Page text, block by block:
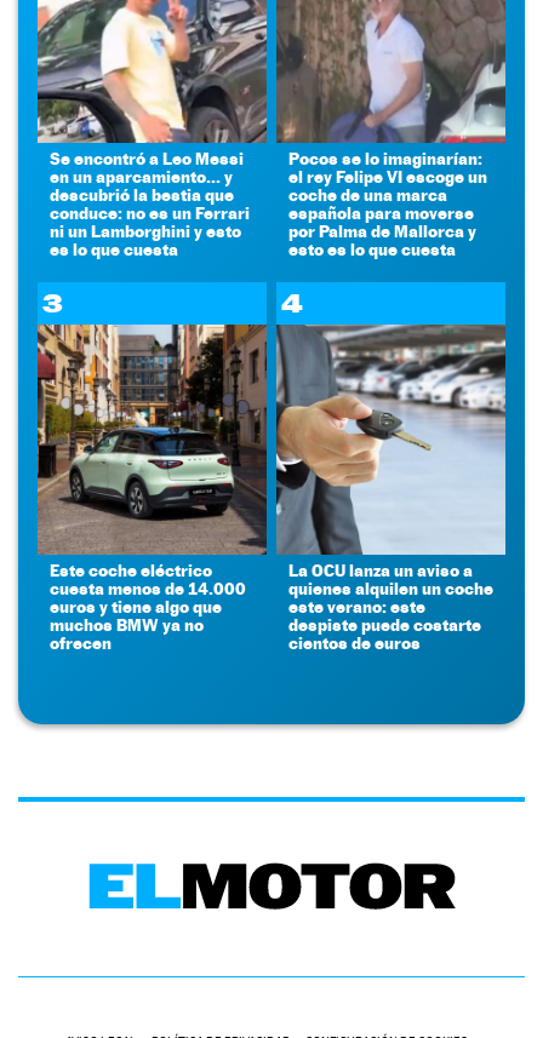
Se encontró a Leo Messi
en un aparcamiento... y
descubrió la bestia que
conduce: no es un Ferrari
ni un Lamborghini y esto
es lo que cuesta
Pocos se lo imaginarían:
el rey Felipe VI escoge un
coche de una marca
española para moverse
por Palma de Mallorca y
esto es lo que cuesta
3
Este coche eléctrico
cuesta menos de 14.000
euros y tiene algo que
muchos BMW ya no
ofrecen
4
La OCU lanza un aviso a
quienes alquilen un coche
este verano: este
despiste puede costarte
cientos de euros